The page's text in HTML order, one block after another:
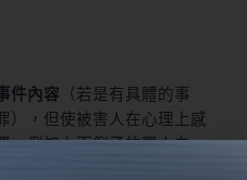
件內容 （若是有具體的事
），但使被害人在心理上感
，例如上面例子的罵人白